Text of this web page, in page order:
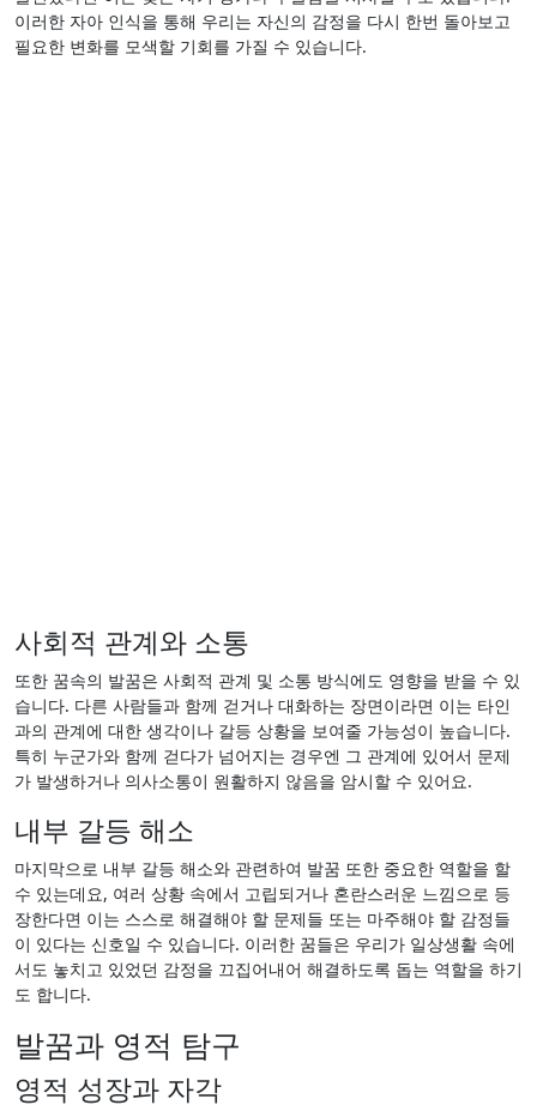
이러한 자아 인식을 통해 우리는 자신의 감정을 다시 한번 돌아보고
필요한 변화를 모색할 기회를 가질 수 있습니다.
사회적 관계와 소통
또한 꿈속의 발꿈은 사회적 관계 및 소통 방식에도 영향을 받을 수 있
습니다. 다른 사람들과 함께 걷거나 대화하는 장면이라면 이는 타인
과의 관계에 대한 생각이나 갈등 상황을 보여줄 가능성이 높습니다.
특히 누군가와 함께 걷다가 넘어지는 경우엔 그 관계에 있어서 문제
가 발생하거나 의사소통이 원활하지 않음을 암시할 수 있어요.
내부 갈등 해소
마지막으로 내부 갈등 해소와 관련하여 발꿈 또한 중요한 역할을 할
수 있는데요, 여러 상황 속에서 고립되거나 혼란스러운 느낌으로 등
장한다면 이는 스스로 해결해야 할 문제들 또는 마주해야 할 감정들
이 있다는 신호일 수 있습니다. 이러한 꿈들은 우리가 일상생활 속에
서도 놓치고 있었던 감정을 끄집어내어 해결하도록 돕는 역할을 하기
도 합니다.
발꿈과 영적 탐구
영적 성장과 자각